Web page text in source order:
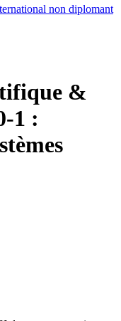
non diplomant
&
1 :